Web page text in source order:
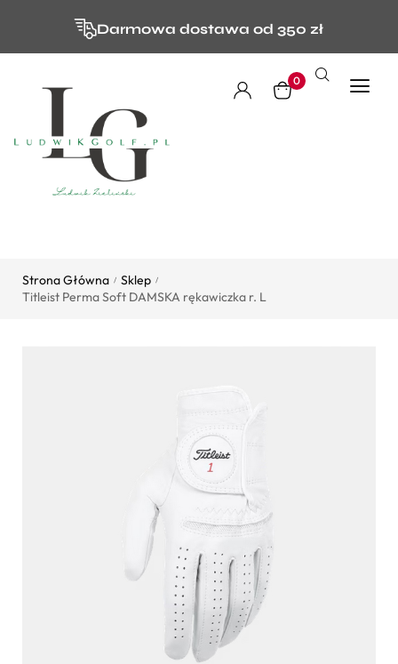
Darmowa dostawa od 350 zł
0
Strona Główna / Sklep /
Titleist Perma Soft DAMSKA rękawiczka r. L